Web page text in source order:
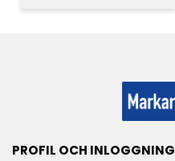
PROFIL OCH INLOGGNING